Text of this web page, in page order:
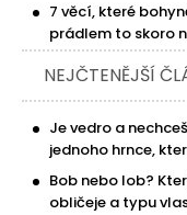
7 věcí, které
prádlem to skoro
NEJČTENĚJŠÍ
Je vedro a
jednoho hrnce,
Bob nebo lob?
obličeje a typu